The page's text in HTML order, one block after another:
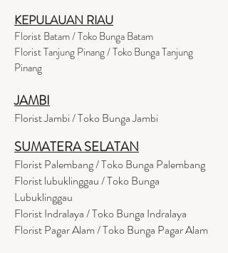
KEPULAUAN RIAU
Florist Batam / Toko Bunga Batam
Florist Tanjung Pinang / Toko Bunga Tanjung
Pinang
JAMBI
Florist Jambi / Toko Bunga Jambi
SUMATERA SELATAN
Florist Palembang / Toko Bunga Palembang
Florist lubuklinggau / Toko Bunga
Lubuklinggau
Florist Indralaya / Toko Bunga Indralaya
Florist Pagar Alam / Toko Bunga Pagar Alam